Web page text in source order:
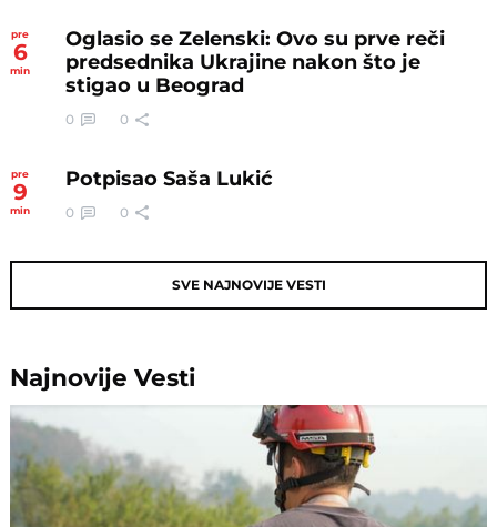
pre
6
min
Oglasio se Zelenski: Ovo su prve reči
predsednika Ukrajine nakon što je
stigao u Beograd
0 0
pre
9
min
Potpisao Saša Lukić
0 0
SVE NAJNOVIJE VESTI
NajnovijeVesti